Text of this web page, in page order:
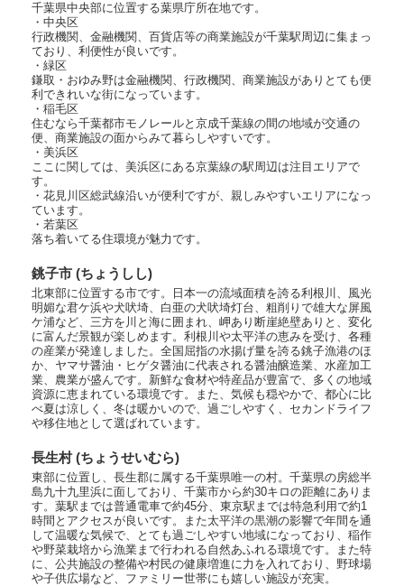
千葉県中央部に位置する葉県庁所在地です。
・中央区
行政機関、金融機関、百貨店等の商業施設が千葉駅周辺に集まっ
ており、利便性が良いです。
・緑区
鎌取・おゆみ野は金融機関、行政機関、商業施設がありとても便
利できれいな街になっています。
・稲毛区
住むなら千葉都市モノレールと京成千葉線の間の地域が交通の
便、商業施設の面からみて暮らしやすいです。
・美浜区
ここに関しては、美浜区にある京葉線の駅周辺は注目エリアで
す。
・花見川区 総武線沿いが便利ですが、親しみやすいエリアになっ
ています。
・若葉区
落ち着いてる住環境が魅力です。
銚子市 (ちょうしし)
北東部に位置する市です。日本一の流域面積を誇る利根川、風光
明媚な君ケ浜や犬吠埼、白亜の犬吠埼灯台、粗削りで雄大な屏風
ケ浦など、三方を川と海に囲まれ、岬あり断崖絶壁ありと、変化
に富んだ景観が楽しめます。利根川や太平洋の恵みを受け、各種
の産業が発達しました。全国屈指の水揚げ量を誇る銚子漁港のほ
か、ヤマサ醤油・ヒゲタ醤油に代表される醤油醸造業、水産加工
業、農業が盛んです。新鮮な食材や特産品が豊富で、多くの地域
資源に恵まれている環境です。また、気候も穏やかで、都心に比
べ夏は涼しく、冬は暖かいので、過ごしやすく、セカンドライフ
や移住地として選ばれています。
長生村 (ちょうせいむら)
東部に位置し、長生郡に属する千葉県唯一の村。千葉県の房総半
島九十九里浜に面しており、千葉市から約30キロの距離にありま
す。葉駅までは普通電車で約45分、東京駅までは特急利用で約1
時間とアクセスが良いです。また太平洋の黒潮の影響で年間を通
して温暖な気候で、とても過ごしやすい地域になっており、稲作
や野菜栽培から漁業まで行われる自然あふれる環境です。また特
に、公共施設の整備や村民の健康増進に力を入れており、野球場
や子供広場など、ファミリー世帯にも嬉しい施設が充実。